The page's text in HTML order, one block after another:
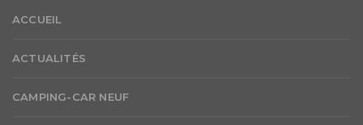
ACCUEIL
ACTUALITÉS
CAMPING-CAR NEUF